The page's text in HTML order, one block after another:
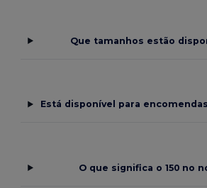
Que tamanhos estão
Está disponível para
O que significa o 150 no